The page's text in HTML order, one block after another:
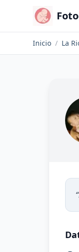
Inicio / La
“